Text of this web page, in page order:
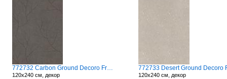
772732 Carbon Ground Decoro Fronds A
120x240 см, декор
120x240 см, декор